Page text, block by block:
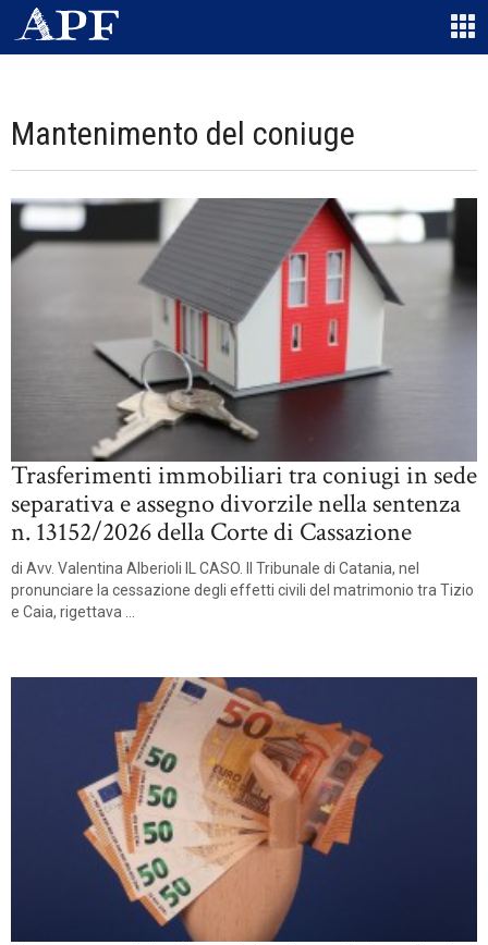
Mantenimento del coniuge
Trasferimenti immobiliari tra coniugi in sede
separativa e assegno divorzile nella sentenza
n. 13152/2026 della Corte di Cassazione
di Avv. Valentina Alberioli IL CASO. Il Tribunale di Catania, nel
pronunciare la cessazione degli effetti civili del matrimonio tra Tizio
e Caia, rigettava ...